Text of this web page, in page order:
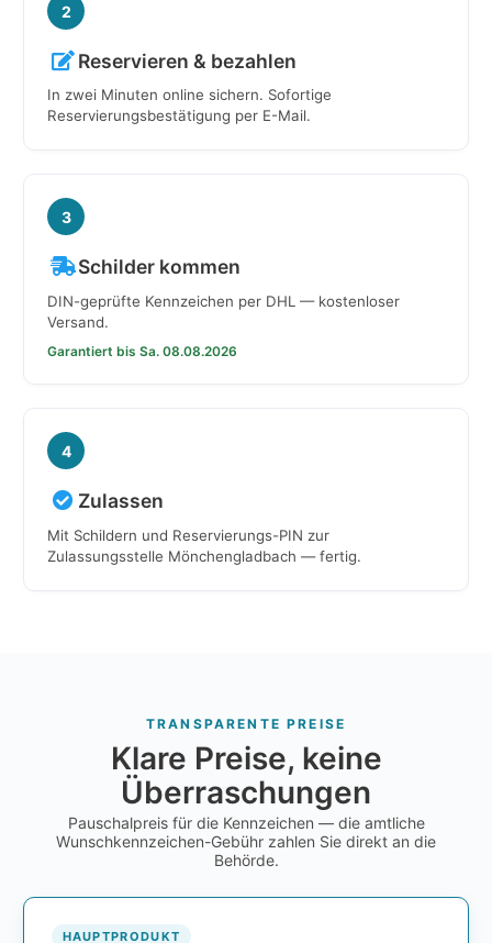
2
Reservieren & bezahlen
In zwei Minuten online sichern. Sofortige
Reservierungsbestätigung per E-Mail.
3
Schilder kommen
DIN-geprüfte Kennzeichen per DHL — kostenloser
Versand.
Garantiert bis Sa. 08.08.2026
4
Zulassen
Mit Schildern und Reservierungs-PIN zur
Zulassungsstelle Mönchengladbach — fertig.
TRANSPARENTE PREISE
Klare Preise, keine
Überraschungen
Pauschalpreis für die Kennzeichen — die amtliche
Wunschkennzeichen-Gebühr zahlen Sie direkt an die
Behörde.
HAUPTPRODUKT